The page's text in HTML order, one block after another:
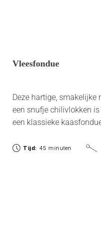
Vleesfondue
Deze hartige,
een snufje chilivlokken
een klassieke
gebruiken als lekker licht
Tijd: 45 minuten